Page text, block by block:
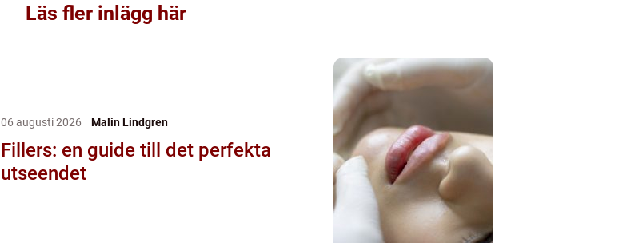
Läs fler inlägg här
06 augusti 2026 Malin Lindgren
Fillers: en guide till det perfekta
utseendet